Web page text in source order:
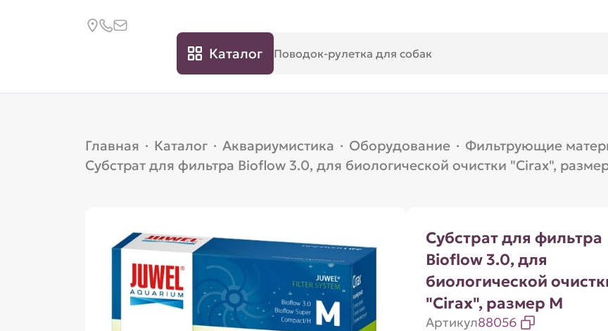
Каталог
Главная · Каталог · Аквариумистика · Оборудование · Фильтрующие
Субстрат для фильтра Bioflow 3.0, для биологической очистки "Cirax",
Субстрат для фильтра
Bioflow 3.0, для
биологической
"Cirax", размер M
Артикул88056